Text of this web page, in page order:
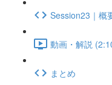
Session23｜概
動画・解説
まとめ